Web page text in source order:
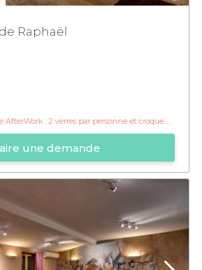
Raphaël
: 2 verres par personne et croque monsieur truffé !
une demande